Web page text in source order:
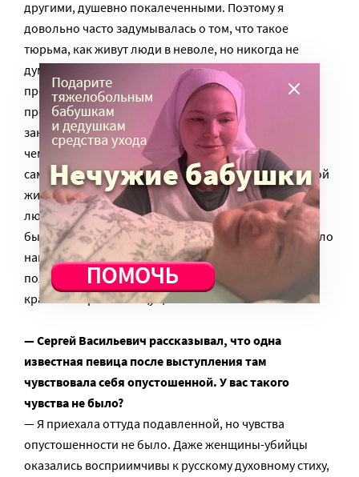
другими, душевно покалеченными. Поэтому я
довольно часто задумывалась о том, что такое
тюрьма, как живут люди в неволе, но никогда не
думала, что буду петь перед заключенными. Это
произошло спонтанно – Сергей Васильевич
предложил, и я поехала. Мне казалось, что
заключенные не воспримут мой репертуар. Больше,
чем негативной реакции, боялась равнодушия. А на
самом деле увидела живые лица, какие в нормальной
жизни не всегда встретишь. Чувствовалось, что у
людей болит и плачет душа. И в женской колонии
были живые лица, но всё же психологически там было
намного тяжелее. Притом, что внешне она даже не
похожа на тюрьму: розовое здание, в центре зоны
красивый храм. Но ощущение было очень тяжелое.
— Сергей Васильевич рассказывал, что одна
известная певица после выступления там
чувствовала себя опустошенной. У вас такого
чувства не было?
— Я приехала оттуда подавленной, но чувства
опустошенности не было. Даже женщины-убийцы
оказались восприимчивы к русскому духовному стиху,